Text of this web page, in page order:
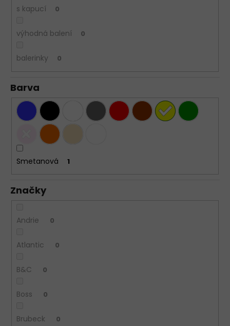
s kapucí 0
výhodná balení 0
balerinky 0
Barva
Smetanová 1
Značky
Andrie 0
Atlantic 0
B&C 0
Boss 0
Brubeck 0